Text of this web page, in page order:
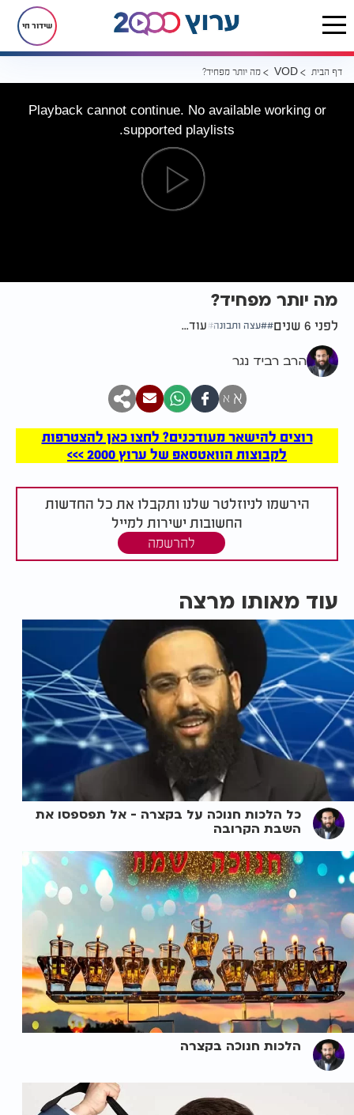
שידור חי
דף הבית VOD מה יותר מפחיד?
Playback cannot continue. No available working or
supported playlists.
מה יותר מפחיד?
לפני 6 שנים עצה ותבונה עוד...
הרב רביד נגר
א א
רוצים להישאר מעודכנים? לחצו כאן להצטרפות
לקבוצות הוואטסאפ של ערוץ 2000 >>>
הירשמו לניוזלטר שלנו ותקבלו את כל החדשות
החשובות ישירות למייל
להרשמה
עוד מאותו מרצה
כל הלכות חנוכה על בקצרה - אל תפספסו את
השבת הקרובה
הלכות חנוכה בקצרה